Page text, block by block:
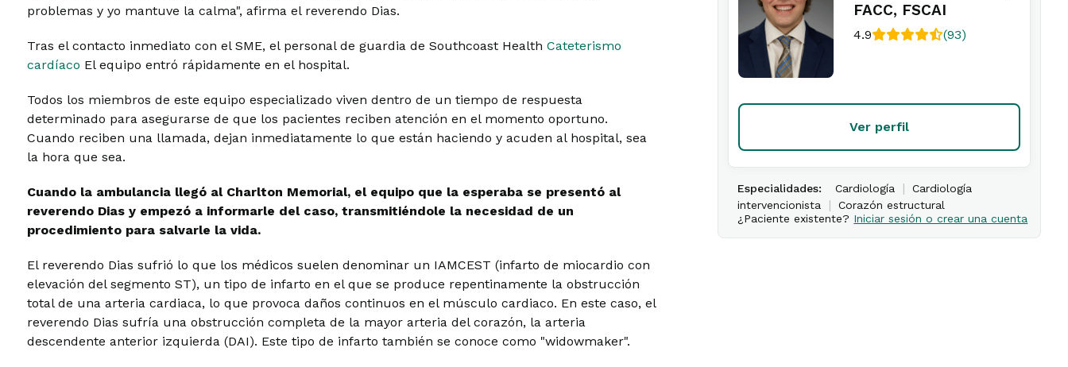
problemas y yo mantuve la calma", afirma el reverendo Dias.
Tras el contacto inmediato con el SME, el personal de guardia de Southcoast Health Cateterismo
cardíaco El equipo entró rápidamente en el hospital.
Todos los miembros de este equipo especializado viven dentro de un tiempo de respuesta
determinado para asegurarse de que los pacientes reciben atención en el momento oportuno.
Cuando reciben una llamada, dejan inmediatamente lo que están haciendo y acuden al hospital, sea
la hora que sea.
Cuando la ambulancia llegó al Charlton Memorial, el equipo que la esperaba se presentó al
reverendo Dias y empezó a informarle del caso, transmitiéndole la necesidad de un
procedimiento para salvarle la vida.
El reverendo Dias sufrió lo que los médicos suelen denominar un IAMCEST (infarto de miocardio con
elevación del segmento ST), un tipo de infarto en el que se produce repentinamente la obstrucción
total de una arteria cardiaca, lo que provoca daños continuos en el músculo cardiaco. En este caso, el
reverendo Dias sufría una obstrucción completa de la mayor arteria del corazón, la arteria
descendente anterior izquierda (DAI). Este tipo de infarto también se conoce como "widowmaker".
FACC, FSCAI
4.9 (93)
Ver perfil
Especialidades: Cardiología |
Cardiología
intervencionista
|
Corazón estructural
¿Paciente existente? Iniciar sesión o crear una cuenta